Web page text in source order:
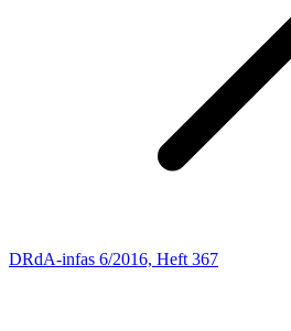
DRdA-infas 6/2016, Heft 367